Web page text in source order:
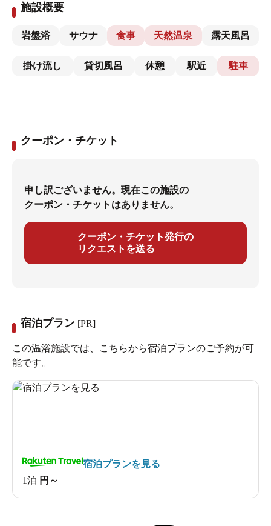
施設概要
岩盤浴 サウナ 食事 天然温泉 露天風呂
掛け流し 貸切風呂 休憩 駅近 駐車
クーポン・チケット
申し訳ございません。現在この施設の
クーポン・チケットはありません。
クーポン・チケット発行の
リクエストを送る
宿泊プラン [PR]
この温浴施設では、こちらから宿泊プランのご予約が可
能です。
1泊 円～
宿泊プランを見る